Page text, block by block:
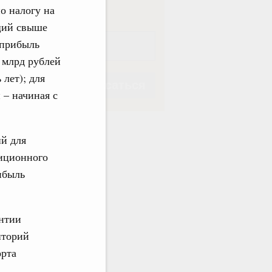
налогу на
свыше
рублей
лет); для
начиная с
для